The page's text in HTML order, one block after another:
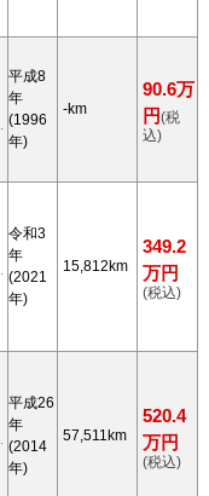
平成8
年
(1996
年)
-km
90.6万
円(税
込)
令和3
年
(2021
年)
15,812km
349.2
万円
(税込)
平成26
年
(2014
年)
57,511km
520.4
万円
(税込)